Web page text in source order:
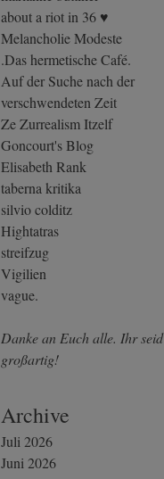
about a riot in 36 ♥
Melancholie Modeste
.Das hermetische Café.
Auf der Suche nach der
verschwendeten Zeit
Ze Zurrealism Itzelf
Goncourt's Blog
Elisabeth Rank
taberna kritika
silvio colditz
Hightatras
streifzug
Vigilien
vague.
Danke an Euch alle. Ihr seid
großartig!
Archive
Juli 2026
Juni 2026